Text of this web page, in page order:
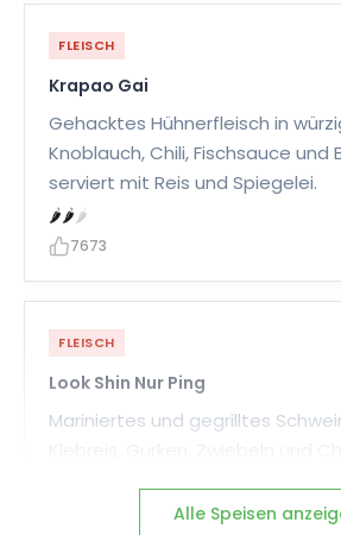
FLEISCH
Krapao Gai
Gehacktes Hühnerfleisch in
Knoblauch, Chili, Fischsauce und
serviert mit Reis und Spiegelei.
🌶🌶🌶
7673
FLEISCH
Look Shin Nur Ping
Mariniertes und gegrilltes
Alle Speisen